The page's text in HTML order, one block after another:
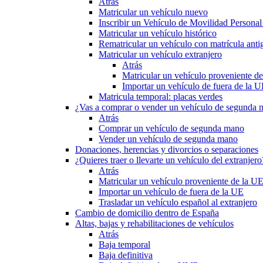
Matricular un vehículo nuevo
Inscribir un Vehículo de Movilidad
Matricular un vehículo histórico
Rematricular un vehículo con matrícula
Matricular un vehículo extranjero
Atrás
Matricular un vehículo proveniente
Importar un vehículo de fuera de la
Matricula temporal: placas verdes
¿Vas a comprar o vender un vehículo de segunda
Atrás
Comprar un vehículo de segunda mano
Vender un vehículo de segunda mano
Donaciones, herencias y divorcios o separaciones
¿Quieres traer o llevarte un vehículo del
Atrás
Matricular un vehículo proveniente de la UE
Importar un vehículo de fuera de la UE
Trasladar un vehículo español al extranjero
Cambio de domicilio dentro de España
Altas, bajas y rehabilitaciones de vehículos
Atrás
Baja temporal
Baja definitiva